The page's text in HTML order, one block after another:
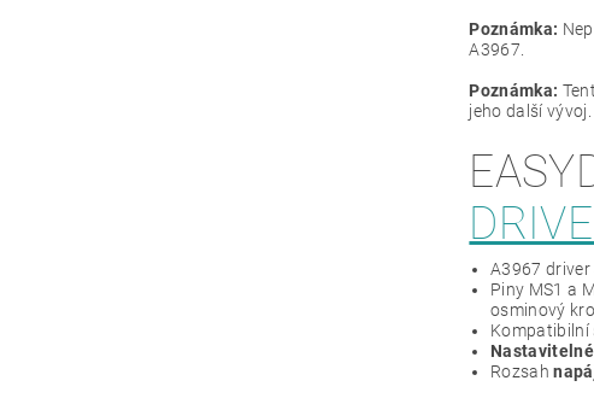
Poznámka:
A3967.
Poznámka:
jeho další vývoj.
A3967 driver
Piny MS1 a
osminový
Kompatibilní
Rozsah